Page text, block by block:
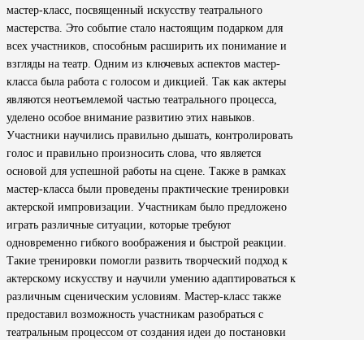
мастер-класс, посвященный искусству театрального
мастерства. Это событие стало настоящим подарком для
всех участников, способным расширить их понимание и
взгляды на театр. Одним из ключевых аспектов мастер-
класса была работа с голосом и дикцией. Так как актеры
являются неотъемлемой частью театрального процесса,
уделено особое внимание развитию этих навыков.
Участники научились правильно дышать, контролировать
голос и правильно произносить слова, что является
основой для успешной работы на сцене. Также в рамках
мастер-класса были проведены практические тренировки
актерской импровизации. Участникам было предложено
играть различные ситуации, которые требуют
одновременно гибкого воображения и быстрой реакции.
Такие тренировки помогли развить творческий подход к
актерскому искусству и научили умению адаптироваться к
различным сценическим условиям. Мастер-класс также
предоставил возможность участникам разобраться с
театральным процессом от создания идеи до постановки